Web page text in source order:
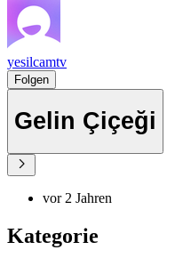
yesilcamtv
Folgen
Gelin Çiçeği
vor 2 Jahren
Kategorie